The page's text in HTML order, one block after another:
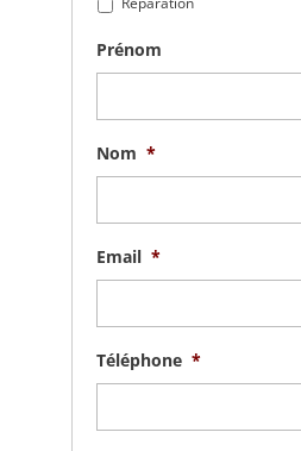
Prénom
Nom *
Email *
Téléphone *